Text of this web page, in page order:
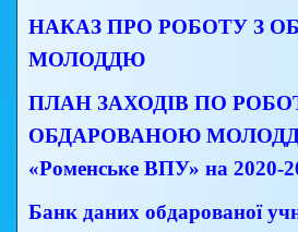
НАКАЗ ПРО РОБОТУ З
МОЛОДДЮ
ПЛАН ЗАХОДІВ ПО
ОБДАРОВАНОЮ
«Роменське ВПУ» на 2020-
Банк даних обдарованої